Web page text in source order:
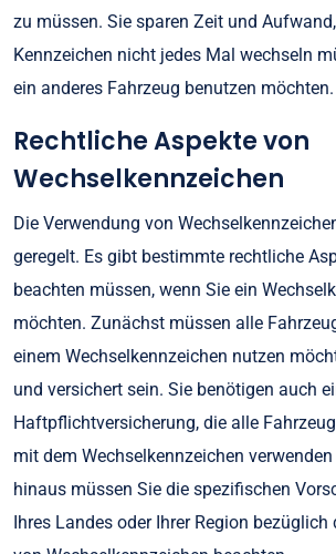
zu müssen. Sie sparen Zeit und
Kennzeichen nicht jedes Mal wechseln
ein anderes Fahrzeug benutzen möchten.
Rechtliche Aspekte von
Wechselkennzeichen
Die Verwendung von
geregelt. Es gibt bestimmte rechtliche
beachten müssen, wenn Sie ein
möchten. Zunächst müssen alle
einem Wechselkennzeichen nutzen
und versichert sein. Sie benötigen auch
Haftpflichtversicherung, die alle
mit dem Wechselkennzeichen
hinaus müssen Sie die spezifischen
Ihres Landes oder Ihrer Region bezüglich